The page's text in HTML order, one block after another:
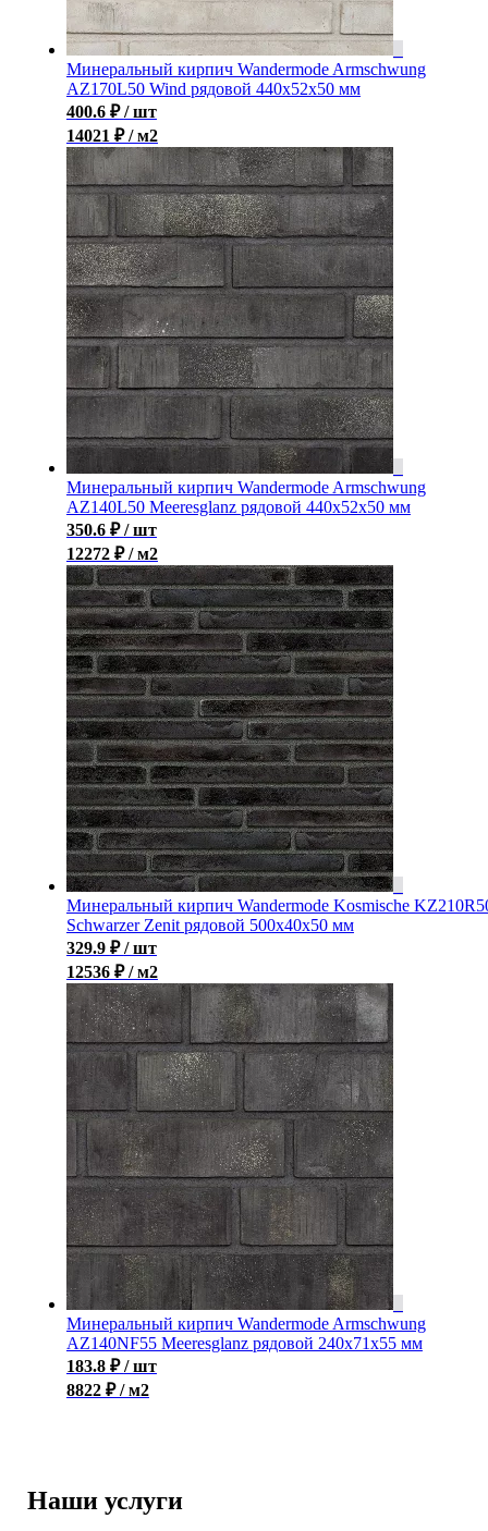
Минеральный кирпич Wandermode Armschwung
AZ170L50 Wind рядовой 440x52x50 мм
400.6 ₽ / шт
14021 ₽ / м2
Минеральный кирпич Wandermode Armschwung
AZ140L50 Meeresglanz рядовой 440x52x50 мм
350.6 ₽ / шт
12272 ₽ / м2
Минеральный кирпич Wandermode Kosmische
Schwarzer Zenit рядовой 500x40x50 мм
329.9 ₽ / шт
12536 ₽ / м2
Минеральный кирпич Wandermode Armschwung
AZ140NF55 Meeresglanz рядовой 240x71x55 мм
183.8 ₽ / шт
8822 ₽ / м2
Наши услуги